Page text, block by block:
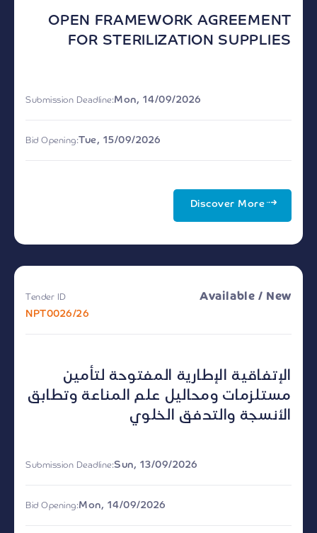
OPEN FRAMEWORK AGREEMENT
FOR STERILIZATION SUPPLIES
Submission Deadline:Mon, 14/09/2026
Bid Opening:Tue, 15/09/2026
Discover More
Tender ID
NPT0026/26
Available / New
الإتفاقية الإطارية المفتوحة لتأمين
مستلزمات ومحاليل علم المناعة وتطابق
الأنسجة والتدفق الخلوي
Submission Deadline:Sun, 13/09/2026
Bid Opening:Mon, 14/09/2026